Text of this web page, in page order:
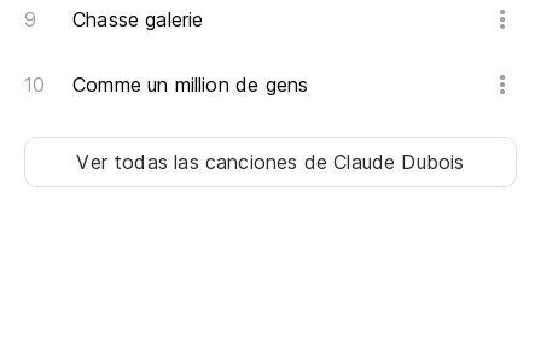
Chasse galerie
Comme un million de gens
Ver todas las canciones de Claude Dubois